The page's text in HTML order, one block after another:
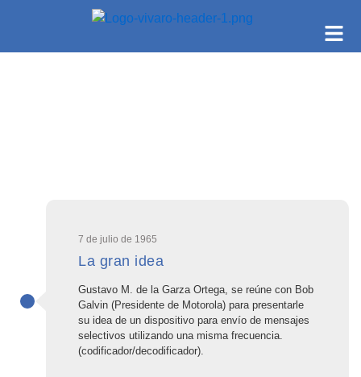
7 de julio de 1965
La gran idea
Gustavo M. de la Garza Ortega, se reúne con Bob
Galvin (Presidente de Motorola) para presentarle
su idea de un dispositivo para envío de mensajes
selectivos utilizando una misma frecuencia.
(codificador/decodificador).